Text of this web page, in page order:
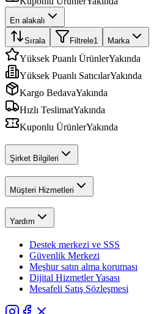
En alakalı
Sırala Filtrele1 Marka
Yüksek Puanlı ÜrünlerYakında
Yüksek Puanlı SatıcılarYakında
Kargo BedavaYakında
Hızlı TeslimatYakında
Kuponlu ÜrünlerYakında
Şirket Bilgileri
Müşteri Hizmetleri
Yardım
Destek merkezi ve SSS
Güvenlik Merkezi
Meşhur satın alma koruması
Dijital Hizmetler Yasası
Mesafeli Satış Sözleşmesi